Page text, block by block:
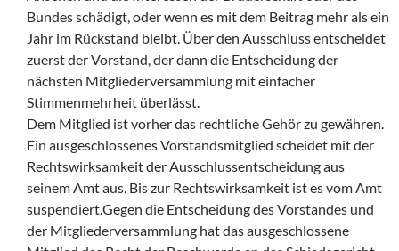
Bundes schädigt, oder wenn es mit dem Beitrag mehr als ein
Jahr im Rückstand bleibt. Über den Ausschluss entscheidet
zuerst der Vorstand, der dann die Entscheidung der
nächsten Mitgliederversammlung mit einfacher
Stimmenmehrheit überlässt.
Dem Mitglied ist vorher das rechtliche Gehör zu gewähren.
Ein ausgeschlossenes Vorstandsmitglied scheidet mit der
Rechtswirksamkeit der Ausschlussentscheidung aus
seinem Amt aus. Bis zur Rechtswirksamkeit ist es vom Amt
suspendiert.Gegen die Entscheidung des Vorstandes und
der Mitgliederversammlung hat das ausgeschlossene